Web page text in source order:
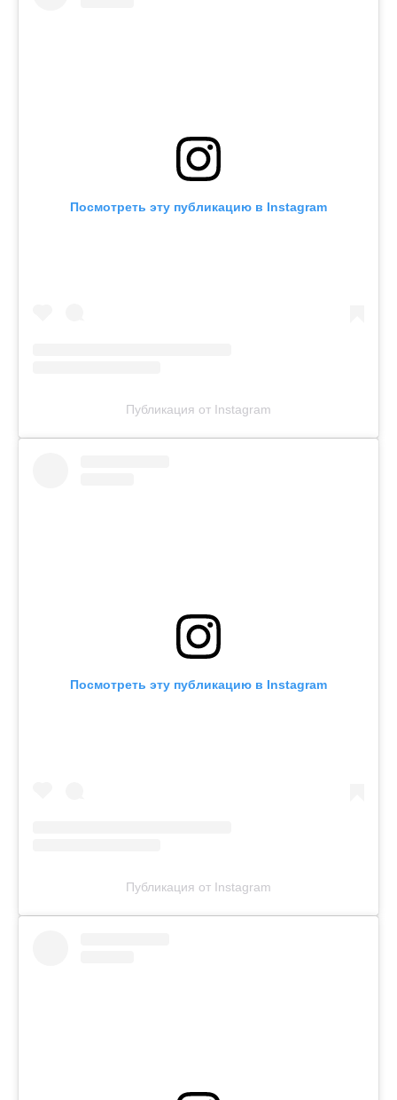
Посмотреть эту публикацию в Instagram
Публикация от Instagram
Посмотреть эту публикацию в Instagram
Публикация от Instagram